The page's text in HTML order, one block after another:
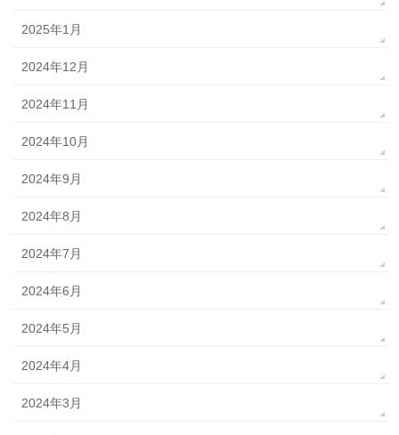
2025年1月
2024年12月
2024年11月
2024年10月
2024年9月
2024年8月
2024年7月
2024年6月
2024年5月
2024年4月
2024年3月